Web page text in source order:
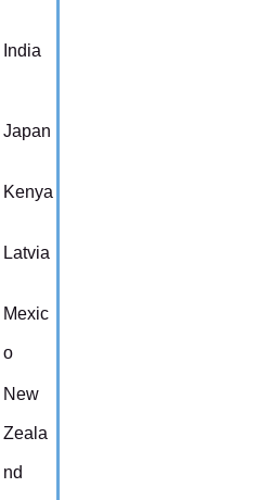
India
Japan
Kenya
Latvia
Mexic
o
New
Zeala
nd